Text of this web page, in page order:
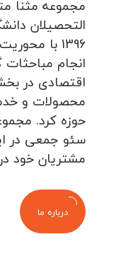
مجموعه مثنا
التحصیلان
1396 با
انجام
اقتصادی در
محصولات و
حوزه کرد.
سئو جمعی در
مشتریان خود
درباره ما